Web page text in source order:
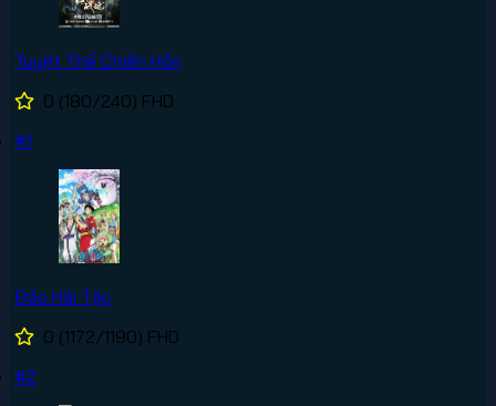
Tuyệt Thế Chiến Hồn
0 (180/240) FHD
#1
Đảo Hải Tặc
0 (1172/1190) FHD
#2